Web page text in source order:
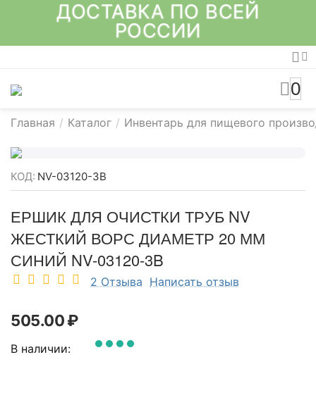
ДОСТАВКА ПО ВСЕЙ
РОССИИ
0
Главная / Каталог / Инвентарь для пищевого
КОД: NV-03120-3B
ЕРШИК ДЛЯ ОЧИСТКИ ТРУБ NV
ЖЕСТКИЙ ВОРС ДИАМЕТР 20 ММ
СИНИЙ NV-03120-3B
2 Отзыва Написать отзыв
505.00₽
В наличии: